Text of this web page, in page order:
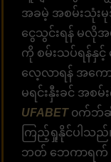
အခမဲ့ အစမ်းသုံး
ငွေသွင်းရန် မလိုအ
ကို စမ်းသပ်ရန်နှင့်
လေ့လာရန် အကေ
မရင်းနှီးခင် အစ
UFABET၀က်ဘ်ဆို
ကြည့်ရှုနိုင်ပါသ
ဘတ် ဘေကာရက် က